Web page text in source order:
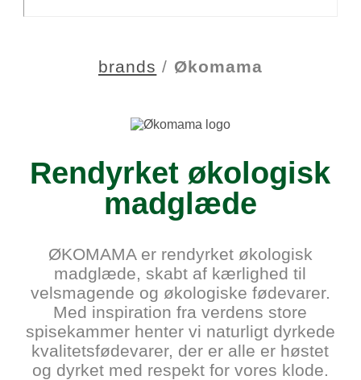
brands / Økomama
Rendyrket økologisk
madglæde
ØKOMAMA er rendyrket økologisk
madglæde, skabt af kærlighed til
velsmagende og økologiske fødevarer.
Med inspiration fra verdens store
spisekammer henter vi naturligt dyrkede
kvalitets­fødevarer, der er alle er høstet
og dyrket med respekt for vores klode.